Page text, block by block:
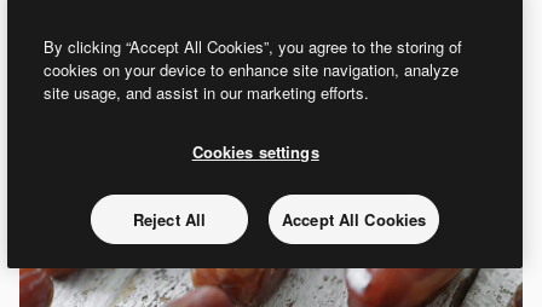
By clicking “Accept All Cookies”, you agree to the storing of
cookies on your device to enhance site navigation, analyze
site usage, and assist in our marketing efforts.
Cookies settings
Reject All Accept All Cookies